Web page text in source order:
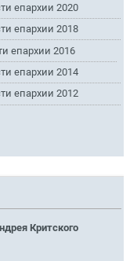
епархии 2020
епархии 2018
епархии 2016
епархии 2014
епархии 2012
Критского